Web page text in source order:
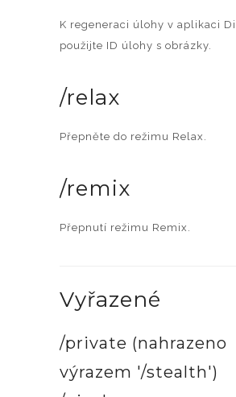
K regeneraci úlohy v aplikaci
použijte ID úlohy s obrázky.
/relax
Přepněte do režimu Relax.
/remix
Přepnutí režimu Remix.
Vyřazené
/private (nahrazeno
výrazem '/stealth')